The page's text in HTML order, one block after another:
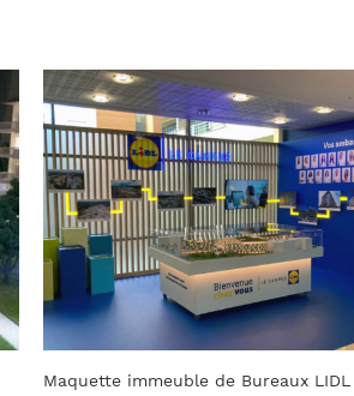
Maquette d’architecture – Lagoon City